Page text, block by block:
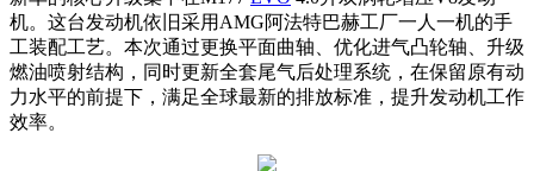
机。这台发动机依旧采用AMG阿法特巴赫工厂一人一机的手
工装配工艺。本次通过更换平面曲轴、优化进气凸轮轴、升级
燃油喷射结构，同时更新全套尾气后处理系统，在保留原有动
力水平的前提下，满足全球最新的排放标准，提升发动机工作
效率。